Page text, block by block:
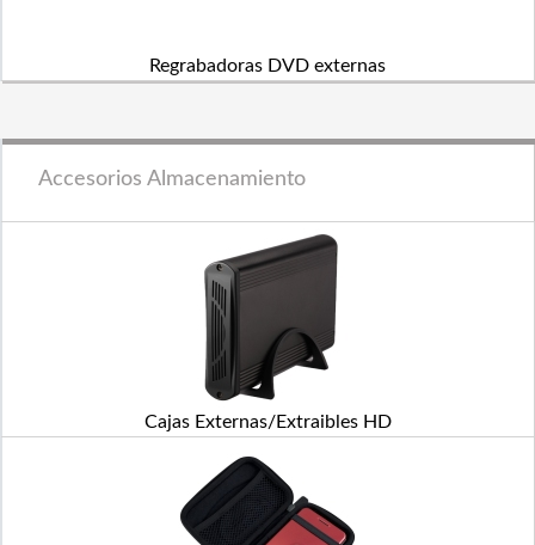
Regrabadoras DVD externas
Accesorios Almacenamiento
Cajas Externas/Extraibles HD